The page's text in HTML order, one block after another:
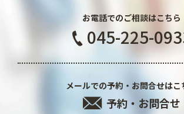
お電話でのご相談はこちら
045-225-
メールでの予約・お問合せはこ
予約・お問合せ